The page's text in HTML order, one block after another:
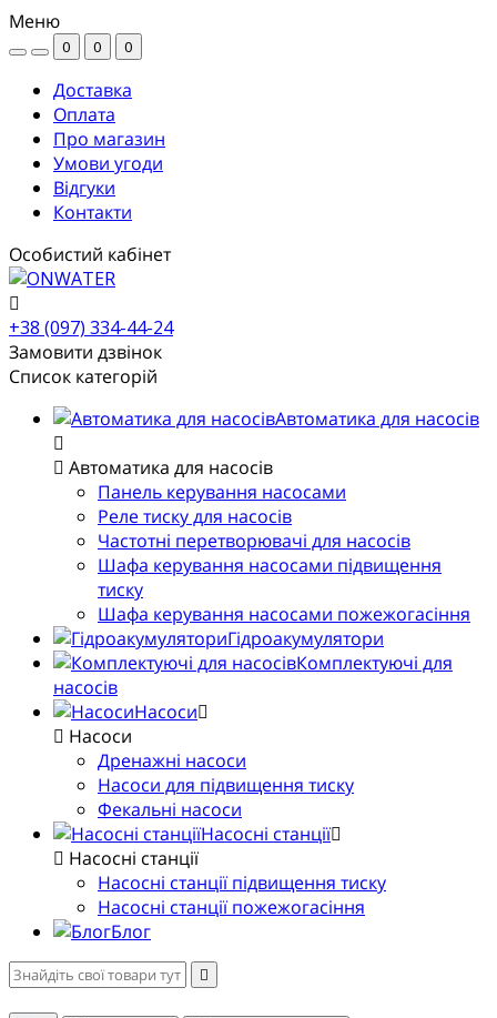
Меню
0 0 0
Доставка
Оплата
Про магазин
Умови угоди
Відгуки
Контакти
Особистий кабінет
+38 (097) 334-44-24
Замовити дзвінок
Список категорій
Автоматика для насосів
Автоматика для насосів
Панель керування насосами
Реле тиску для насосів
Частотні перетворювачі для насосів
Шафа керування насосами підвищення
тиску
Шафа керування насосами пожежогасіння
Гідроакумулятори
Комплектуючі для
насосів
Насоси
Насоси
Дренажні насоси
Насоси для підвищення тиску
Фекальні насоси
Насосні станції
Насосні станції
Насосні станції підвищення тиску
Насосні станції пожежогасіння
Блог